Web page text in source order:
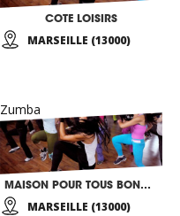
COTE LOISIRS
MARSEILLE (13000)
Zumba
MAISON POUR TOUS BONNEVEINE
MARSEILLE (13000)